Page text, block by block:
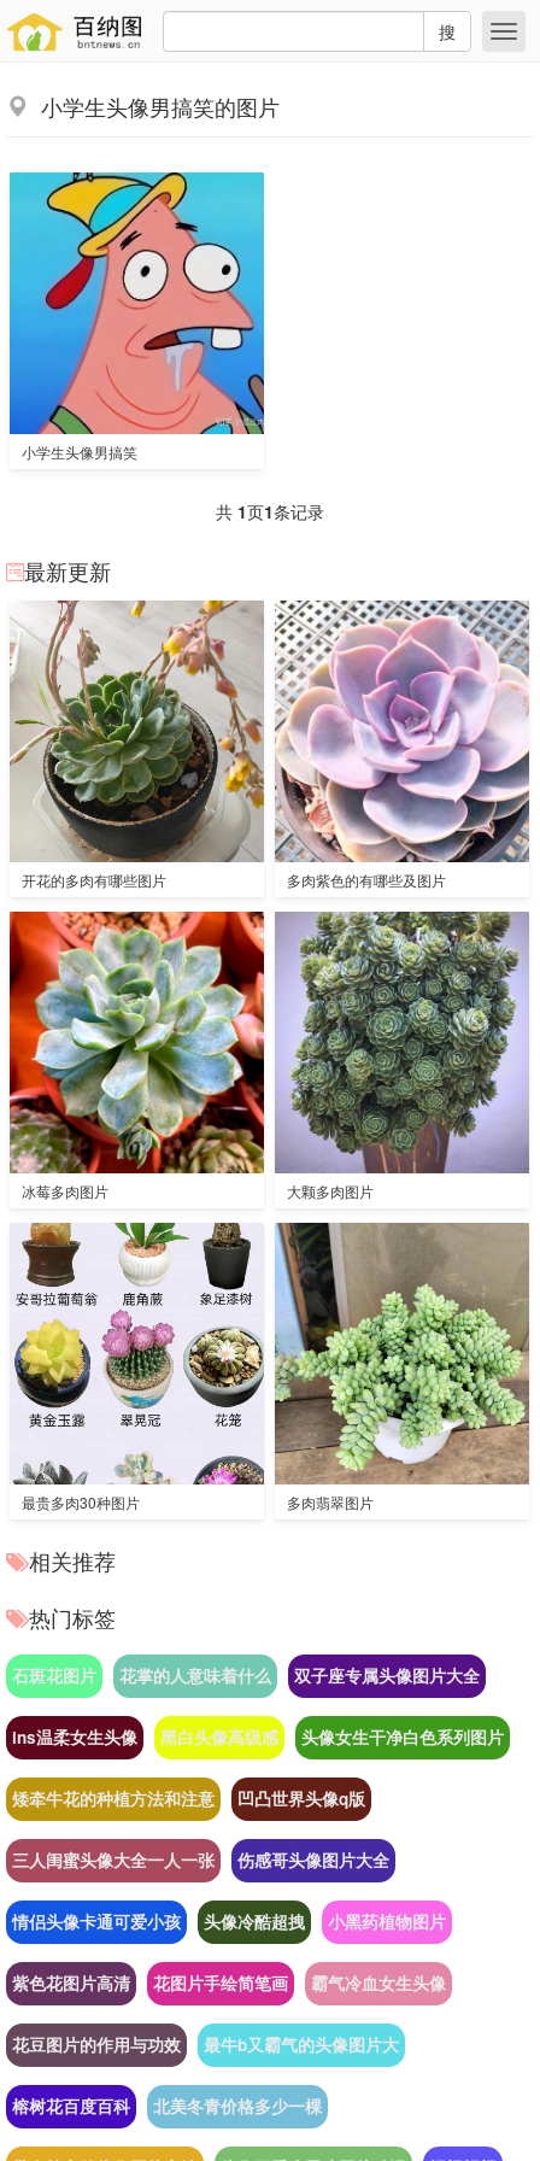
搜
小学生头像男搞笑的图片
小学生头像男搞笑
共 1页1条记录
最新更新
开花的多肉有哪些图片 多肉紫色的有哪些及图片
冰莓多肉图片 大颗多肉图片
最贵多肉30种图片 多肉翡翠图片
相关推荐
热门标签
石斑花图片 花掌的人意味着什么 双子座专属头像图片大全
ins温柔女生头像 黑白头像高级感 头像女生干净白色系列图片
矮牵牛花的种植方法和注意 凹凸世界头像q版
三人闺蜜头像大全一人一张 伤感哥头像图片大全
情侣头像卡通可爱小孩 头像冷酷超拽 小黑药植物图片
紫色花图片高清 花图片手绘简笔画 霸气冷血女生头像
花豆图片的作用与功效 最牛b又霸气的头像图片大
榕树花百度百科 北美冬青价格多少一棵